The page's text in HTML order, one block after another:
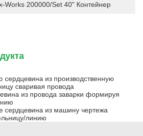
Works 200000/set 40" Контейнер
сердцевина из производственную
сваривая провода
из провода заварки формируя
сердцевина из машину чертежа
линию